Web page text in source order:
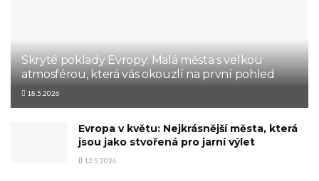
Skryté poklady Evropy: Malá města s velkou
atmosférou, která vás okouzlí na první pohled
18.5.2026
Evropa v květu: Nejkrásnější města, která
jsou jako stvořená pro jarní výlet
12.5.2026